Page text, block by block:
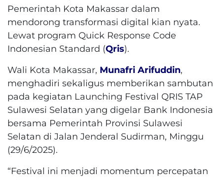
Pemerintah Kota Makassar dalam
mendorong transformasi digital kian nyata.
Lewat program Quick Response Code
Indonesian Standard (Qris).
Wali Kota Makassar, Munafri Arifuddin,
menghadiri sekaligus memberikan sambutan
pada kegiatan Launching Festival QRIS TAP
Sulawesi Selatan yang digelar Bank Indonesia
bersama Pemerintah Provinsi Sulawesi
Selatan di Jalan Jenderal Sudirman, Minggu
(29/6/2025).
“Festival ini menjadi momentum percepatan